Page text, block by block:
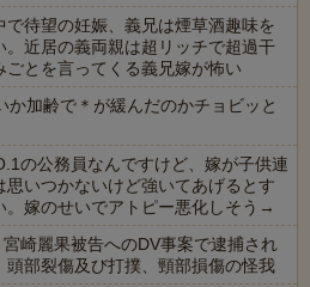
待望の妊娠、義兄は煙草酒趣味を
。近居の義両親は超リッチで超過干
とを言ってくる義兄嫁が怖い
か加齢で＊が緩んだのかチョビッと
の公務員なんですけど、嫁が子供連
いつかないけど強いてあげるとす
。嫁のせいでアトピー悪化しそう→
崎麗果被告へのDV事案で逮捕され
部裂傷及び打撲、頸部損傷の怪我